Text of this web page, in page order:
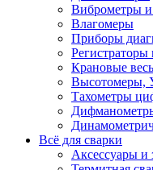
Виброметры и
Влагомеры
Приборы
Крановые
Высотомеры,
Тахометры
Всё для сварки
Аксессуары и